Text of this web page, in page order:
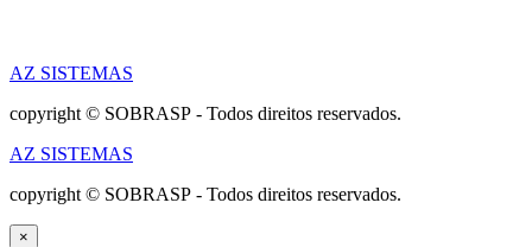
AZ SISTEMAS
copyright © SOBRASP - Todos direitos reservados.
AZ SISTEMAS
copyright © SOBRASP - Todos direitos reservados.
×